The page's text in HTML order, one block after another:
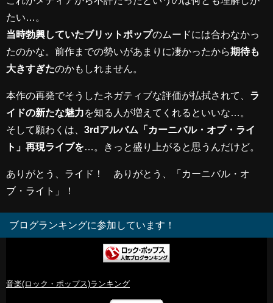
たい…。
当時勃興していたブリットポップのムードには合わなかっ
たのかな。前作までの勢いがあまりに凄かったから期待も
大きすぎたのかもしれません。
本作の再発でそうしたネガティブな評価が払拭されて、 ラ
イドの新たな魅力を知る人が増えてくれるといいな…。
そして願わくは、 3rdアルバム「カーニバル・オブ・ライ
ト」再現ライブを …。きっと盛り上がると思うんだけど。
ありがとう、ライド！ ありがとう、「カーニバル・オ
ブ・ライト」！
ブログランキングに参加しています！
音楽(ロック・ポップス)ランキング